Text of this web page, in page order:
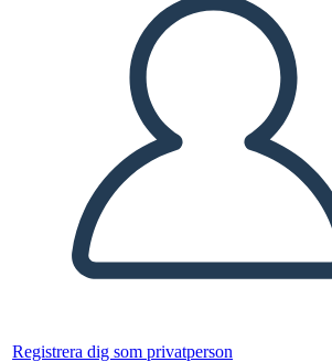
Registrera dig som privatperson
Kopiera denna storyboard
SKAPA EN STORYBOARD
SPELA UPP BILDSPEL
LÄS FÖR MIG